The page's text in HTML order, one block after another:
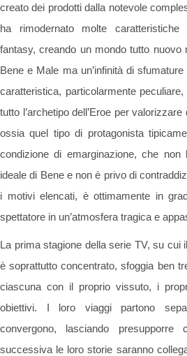
creato dei prodotti dalla notevole
ha rimodernato molte
fantasy, creando un mondo tutto nuovo
Bene e Male ma un’infinità di
caratteristica, particolarmente
tutto l’archetipo dell’Eroe per valorizzare
ossia quel tipo di protagonista
condizione di emarginazione, che
ideale di Bene e non è privo di
i motivi elencati, è ottimamente in
spettatore in un’atmosfera tragica e
La prima stagione della serie TV, su cui
è soprattutto concentrato, sfoggia ben
ciascuna con il proprio vissuto, i
obiettivi. I loro viaggi partono
convergono, lasciando presupporre
successiva le loro storie saranno